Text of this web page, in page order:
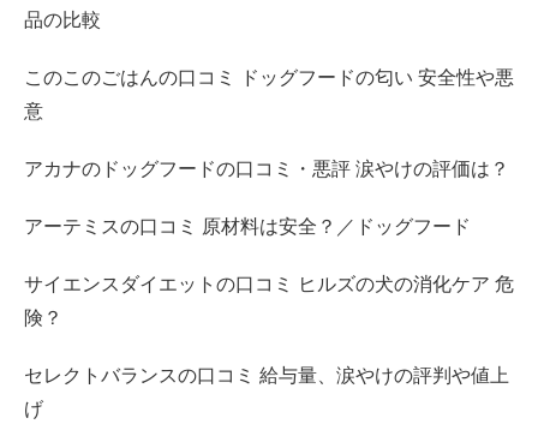
品の比較
このこのごはんの口コミ ドッグフードの匂い 安全性や悪
意
アカナのドッグフードの口コミ・悪評 涙やけの評価は？
アーテミスの口コミ 原材料は安全？／ドッグフード
サイエンスダイエットの口コミ ヒルズの犬の消化ケア 危
険？
セレクトバランスの口コミ 給与量、涙やけの評判や値上
げ